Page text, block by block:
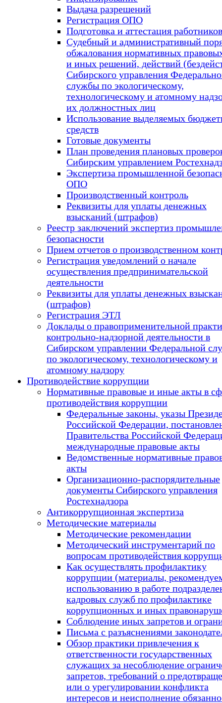
Выдача разрешений
Регистрация ОПО
Подготовка и аттестация работников
Судебный и административный
обжалования нормативных
и иных решений, действий
Сибирского управления
службы по экологическому,
технологическому и атомному
их должностных лиц
Использование выделяемых
средств
Готовые документы
План проведения плановых
Сибирским управлением
Экспертиза промышленной
ОПО
Производственный контроль
Реквизиты для уплаты денежных
взысканий (штрафов)
Реестр заключений экспертиз
безопасности
Прием отчетов о производственном
Регистрация уведомлений о начале
осуществления предпринимательской
деятельности
Реквизиты для уплаты денежных
(штрафов)
Регистрация ЭТЛ
Доклады о правоприменительной
контрольно-надзорной деятельности в
Сибирском управлении Федеральной
по экологическому, технологическому и
атомному надзору
Противодействие коррупции
Нормативные правовые и иные акты в
противодействия коррупции
Федеральные законы, указы
Российской Федерации,
Правительства Российской
международные правовые акты
Ведомственные нормативные
акты
Организационно-распорядительные
документы Сибирского управления
Ростехнадзора
Антикоррупционная экспертиза
Методические материалы
Методические рекомендации
Методический инструментарий по
вопросам противодействия
Как осуществлять профилактику
коррупции (материалы,
использованию в работе
кадровых служб по профилактике
коррупционных и иных
Соблюдение иных запретов и
Письма с разъяснениями
Обзор практики привлечения к
ответственности государственных
служащих за несоблюдение
запретов, требований о
или о урегулировании конфликта
интересов и неисполнение